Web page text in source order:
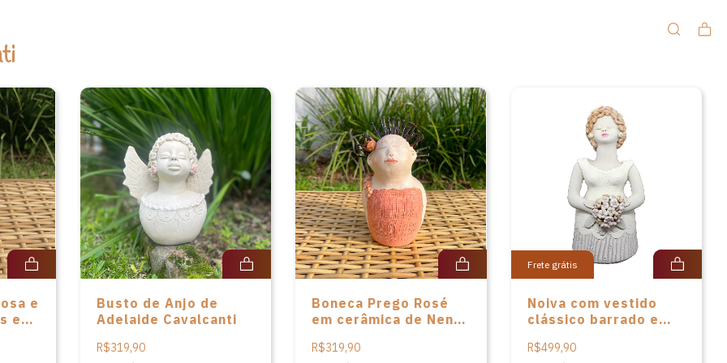
e
em
Busto de Anjo de
Adelaide Cavalcanti
R$319,90
Boneca Prego Rosé
em cerâmica de Nené
R$319,90
Frete grátis
Noiva com vestido
clássico barrado e
Cavalcanti
R$499,90